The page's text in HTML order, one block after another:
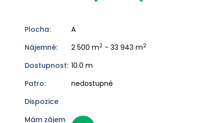
A
2 500 m2 - 33 943 m2
10.0 m
nedostupné